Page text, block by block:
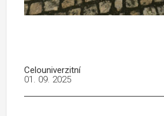
Celouniverzitní
01. 09. 2025